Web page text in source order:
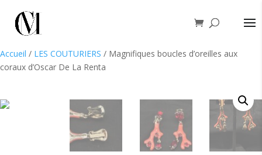
Accueil / LES COUTURIERS / Magnifiques boucles d’oreilles aux
coraux d’Oscar De La Renta